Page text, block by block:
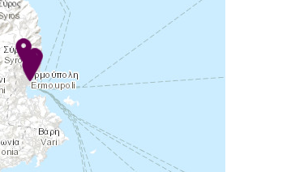
ES